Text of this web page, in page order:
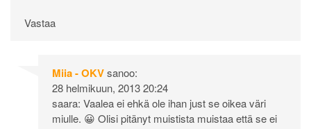
Vastaa
Miia - OKVsanoo:
28 helmikuun, 2013 20:24
saara: Vaalea ei ehkä ole ihan just se oikea väri
miulle. 😀 Olisi pitänyt muistista muistaa että se ei